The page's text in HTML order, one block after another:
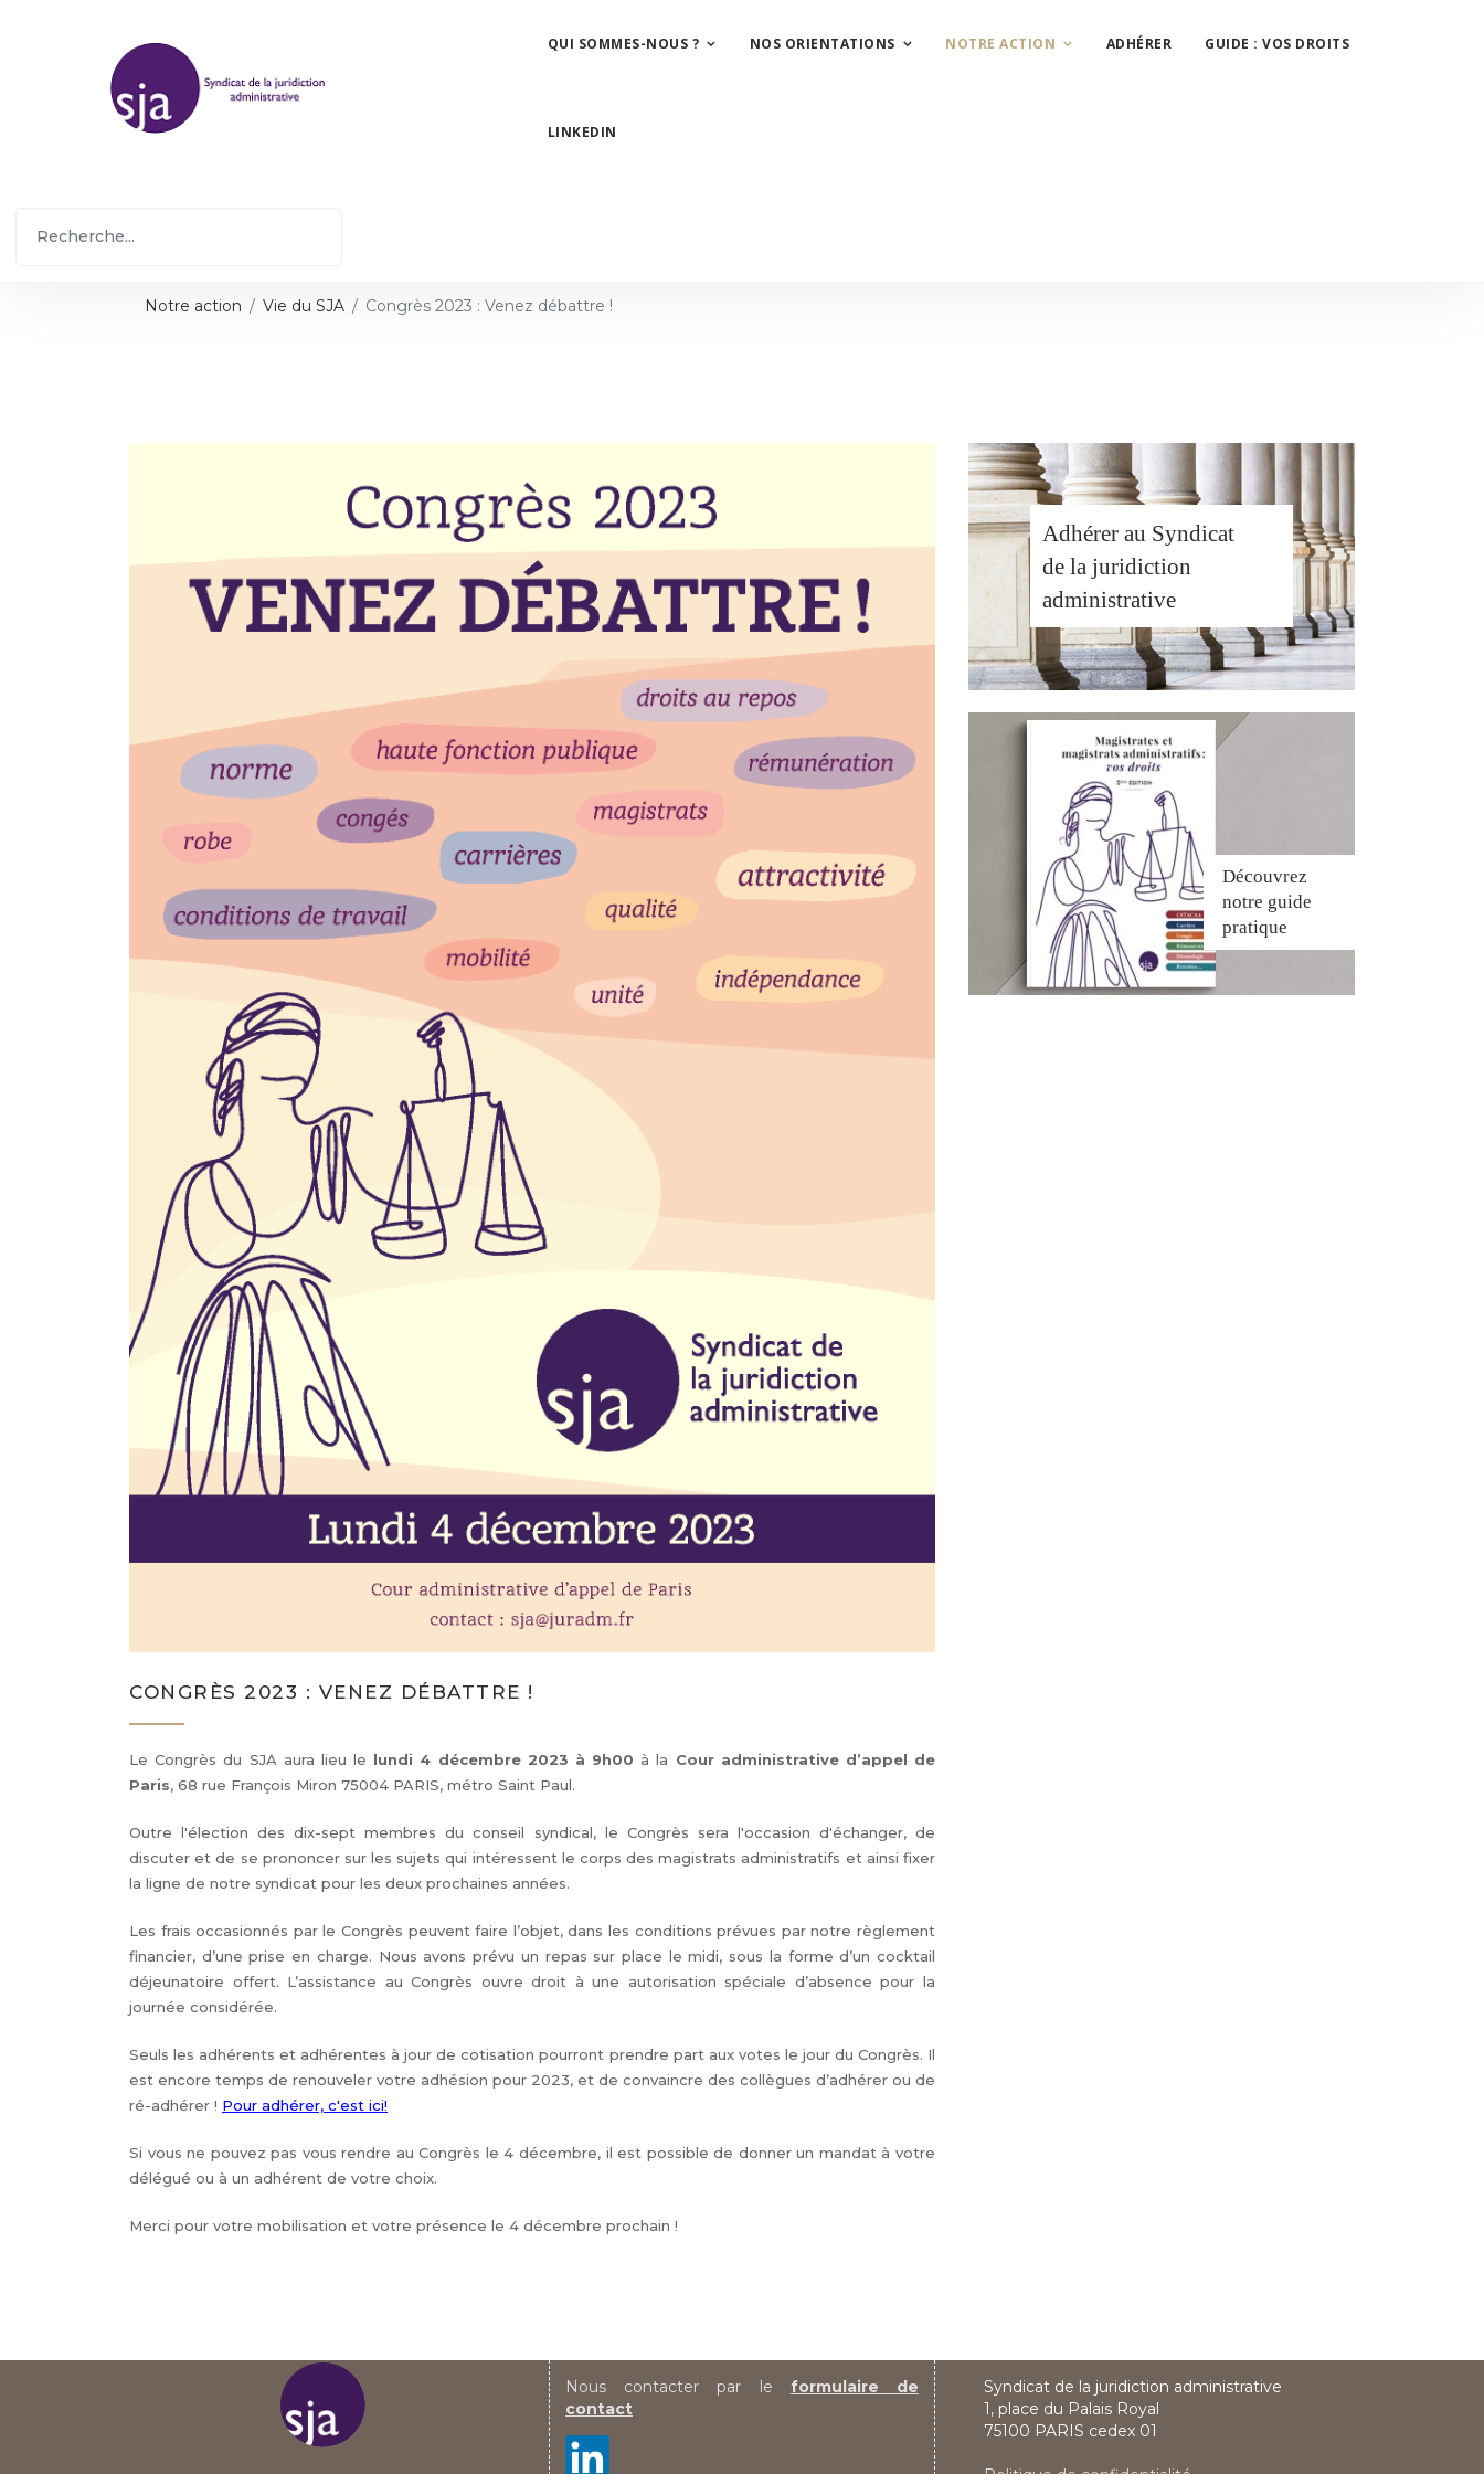
QUI SOMMES-NOUS ? NOS ORIENTATIONS NOTRE ACTION ADHÉRER GUIDE : VOS DROITS
LINKEDIN
Notre action Vie du SJA Congrès 2023 : Venez débattre !
CONGRÈS 2023 : VENEZ DÉBATTRE !
Le Congrès du SJA aura lieu le lundi 4 décembre 2023 à 9h00 à la Cour administrative d’appel de
Paris, 68 rue François Miron 75004 PARIS, métro Saint Paul.
Outre l'élection des dix-sept membres du conseil syndical, le Congrès sera l'occasion d'échanger, de
discuter et de se prononcer sur les sujets qui intéressent le corps des magistrats administratifs et ainsi fixer
la ligne de notre syndicat pour les deux prochaines années.
Les frais occasionnés par le Congrès peuvent faire l’objet, dans les conditions prévues par notre règlement
financier, d’une prise en charge. Nous avons prévu un repas sur place le midi, sous la forme d’un cocktail
déjeunatoire offert. L’assistance au Congrès ouvre droit à une autorisation spéciale d’absence pour la
journée considérée.
Seuls les adhérents et adhérentes à jour de cotisation pourront prendre part aux votes le jour du Congrès. Il
est encore temps de renouveler votre adhésion pour 2023, et de convaincre des collègues d’adhérer ou de
ré-adhérer ! Pour adhérer, c'est ici!
Si vous ne pouvez pas vous rendre au Congrès le 4 décembre, il est possible de donner un mandat à votre
délégué ou à un adhérent de votre choix.
Merci pour votre mobilisation et votre présence le 4 décembre prochain !
Adhérer au Syndicat
de la juridiction
administrative
Découvrez
notre guide
pratique
Nous contacter par le formulaire de
contact
Syndicat de la juridiction administrative
1, place du Palais Royal
75100 PARIS cedex 01